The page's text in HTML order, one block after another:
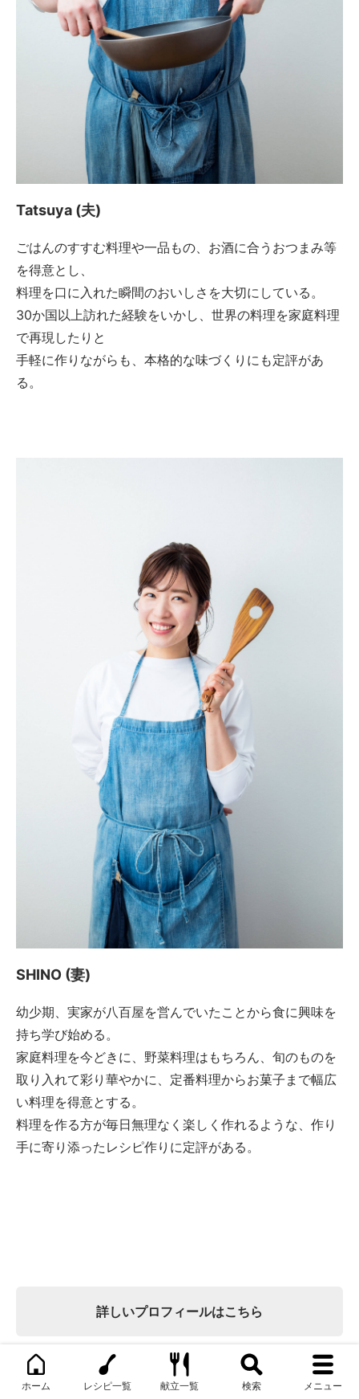
Tatsuya (夫)
ごはんのすすむ料理や一品もの、お酒に合うおつまみ等
を得意とし、
料理を口に入れた瞬間のおいしさを大切にしている。
30か国以上訪れた経験をいかし、世界の料理を家庭料理
で再現したりと
手軽に作りながらも、本格的な味づくりにも定評があ
る。
SHINO (妻)
幼少期、実家が八百屋を営んでいたことから食に興味を
持ち学び始める。
家庭料理を今どきに、野菜料理はもちろん、旬のものを
取り入れて彩り華やかに、定番料理からお菓子まで幅広
い料理を得意とする。
料理を作る方が毎日無理なく楽しく作れるような、作り
手に寄り添ったレシピ作りに定評がある。
詳しいプロフィールはこちら
企業さま向け・ぐっち夫婦資料はこちら（PDFダウン
ロード）
ホーム レシピ一覧 献立一覧 検索 メニュー